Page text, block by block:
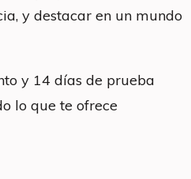
y destacar en un mundo
y 14 días de prueba
lo que te ofrece